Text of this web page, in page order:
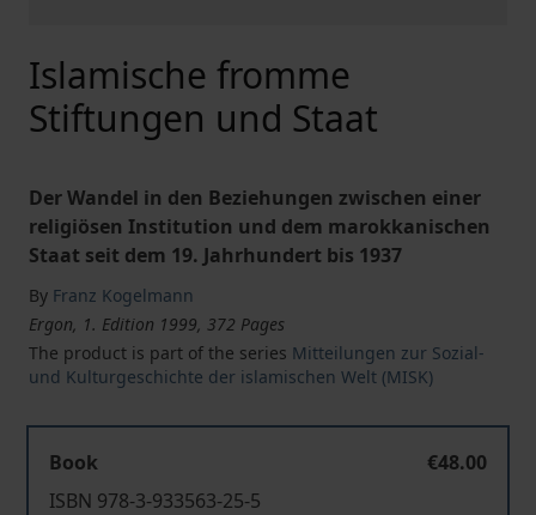
Islamische fromme
Stiftungen und Staat
Der Wandel in den Beziehungen zwischen einer
religiösen Institution und dem marokkanischen
Staat seit dem 19. Jahrhundert bis 1937
By Franz Kogelmann
Ergon, 1. Edition 1999, 372 Pages
The product is part of the series Mitteilungen zur Sozial-
und Kulturgeschichte der islamischen Welt (MISK)
Book
€48.00
ISBN 978-3-933563-25-5